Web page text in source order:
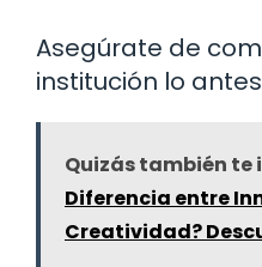
Asegúrate de
institución lo
Quizás también te
Diferencia entre
Creatividad?